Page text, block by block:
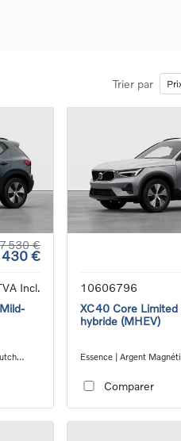
Trier par
530 €
430 €
Incl.
10606796
XC40 Core
hybride (MHEV)
Essence | Argent
Comparer